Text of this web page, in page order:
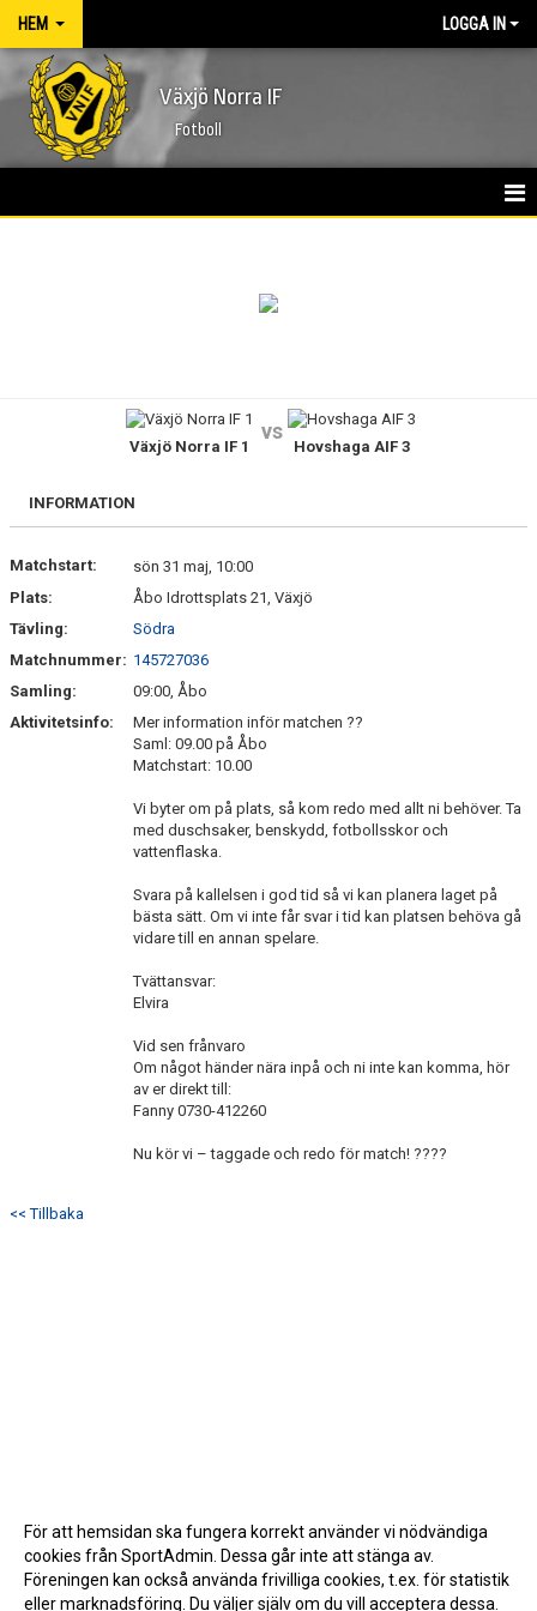
HEM LOGGA IN
Växjö Norra IF
Fotboll
MATCHER
MEDLEM
DOKUMENT
FÖLJ OSS PÅ FACEBOOK
Växjö Norra IF 1
vs
Hovshaga AIF 3
INFORMATION
Matchstart:
sön 31 maj, 10:00
Plats:
Åbo Idrottsplats 21, Växjö
Tävling:
Södra
Matchnummer: 145727036
Samling:
09:00, Åbo
Aktivitetsinfo:
Mer information inför matchen ??
Saml: 09.00 på Åbo
Matchstart: 10.00
Vi byter om på plats, så kom redo med allt ni behöver. Ta
med duschsaker, benskydd, fotbollsskor och
vattenflaska.
Svara på kallelsen i god tid så vi kan planera laget på
bästa sätt. Om vi inte får svar i tid kan platsen behöva gå
vidare till en annan spelare.
Tvättansvar:
Elvira
Vid sen frånvaro
Om något händer nära inpå och ni inte kan komma, hör
av er direkt till:
Fanny 0730-412260
Nu kör vi – taggade och redo för match! ????
<< Tillbaka
För att hemsidan ska fungera korrekt använder vi nödvändiga
cookies från SportAdmin. Dessa går inte att stänga av.
Föreningen kan också använda frivilliga cookies, t.ex. för statistik
eller marknadsföring. Du väljer själv om du vill acceptera dessa.